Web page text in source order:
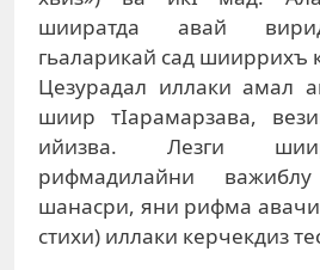
шииратда авай
гьаларикай сад шииррихъ
Цезурадал иллаки амал
шиир тIарамарзава,
ийизва. Лезги
рифмадилайни
шанасри, яни рифма
стихи) иллаки керчекдиз